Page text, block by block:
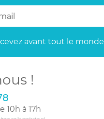
avant tout le monde
!
10h à 17h